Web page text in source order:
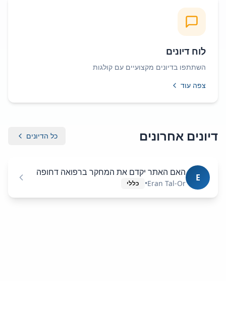
לוח דיונים
השתתפו בדיונים מקצועיים עם קולגות
צפה עוד
דיונים אחרונים כל הדיונים
E האם האתר יקדם את המחקר ברפואה דחופה
Eran Tal-Or
• כללי